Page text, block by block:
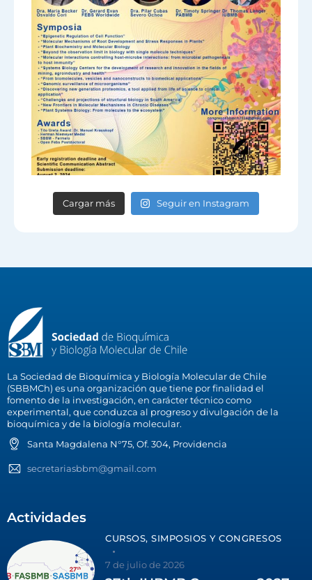
Cargar más Seguir en Instagram
La Sociedad de Bioquímica y Biología Molecular de Chile
(SBBMCh) es una organización que tiene por finalidad el
fomento de la investigación, en carácter técnico como
experimental, que conduzca al progreso y divulgación de la
bioquímica y de la biología molecular.
Santa Magdalena N°75, Of. 304, Providencia
secretariasbbm@gmail.com
Actividades
CURSOS, SIMPOSIOS Y CONGRESOS
7 de julio de 2026